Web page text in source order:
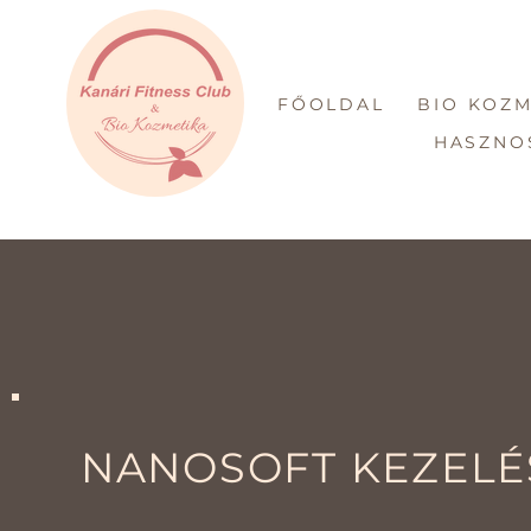
FŐOLDAL BIO
NANOSOFT